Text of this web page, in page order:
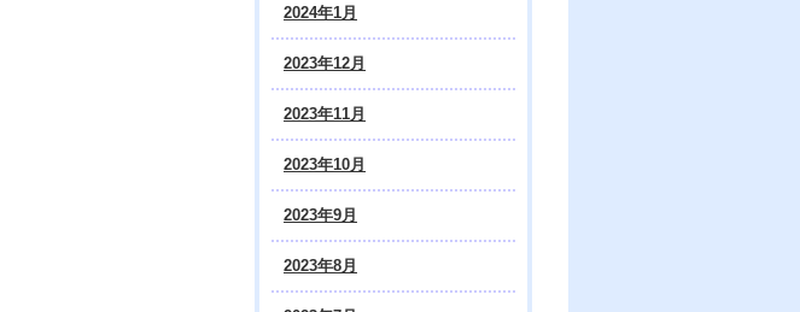
2024年1月
2023年12月
2023年11月
2023年10月
2023年9月
2023年8月